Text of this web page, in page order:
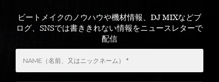
ビートメイクのノウハウや機材情報、DJ MIXなどブ
ログ、SNSでは書ききれない情報をニュースレターで
配信